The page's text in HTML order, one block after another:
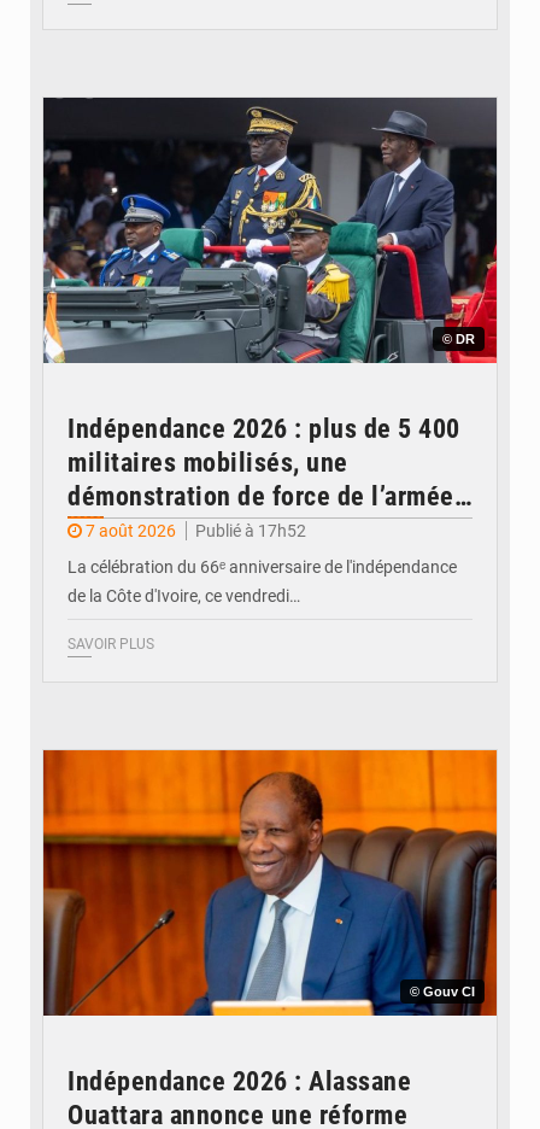
© DR
Indépendance 2026 : plus de 5 400
militaires mobilisés, une
démonstration de force de l’armée
ivoirienne à Yopougon
7 août 2026
Publié à 17h52
La célébration du 66ᵉ anniversaire de l'indépendance
de la Côte d'Ivoire, ce vendredi…
SAVOIR PLUS
© Gouv CI
Indépendance 2026 : Alassane
Ouattara annonce une réforme